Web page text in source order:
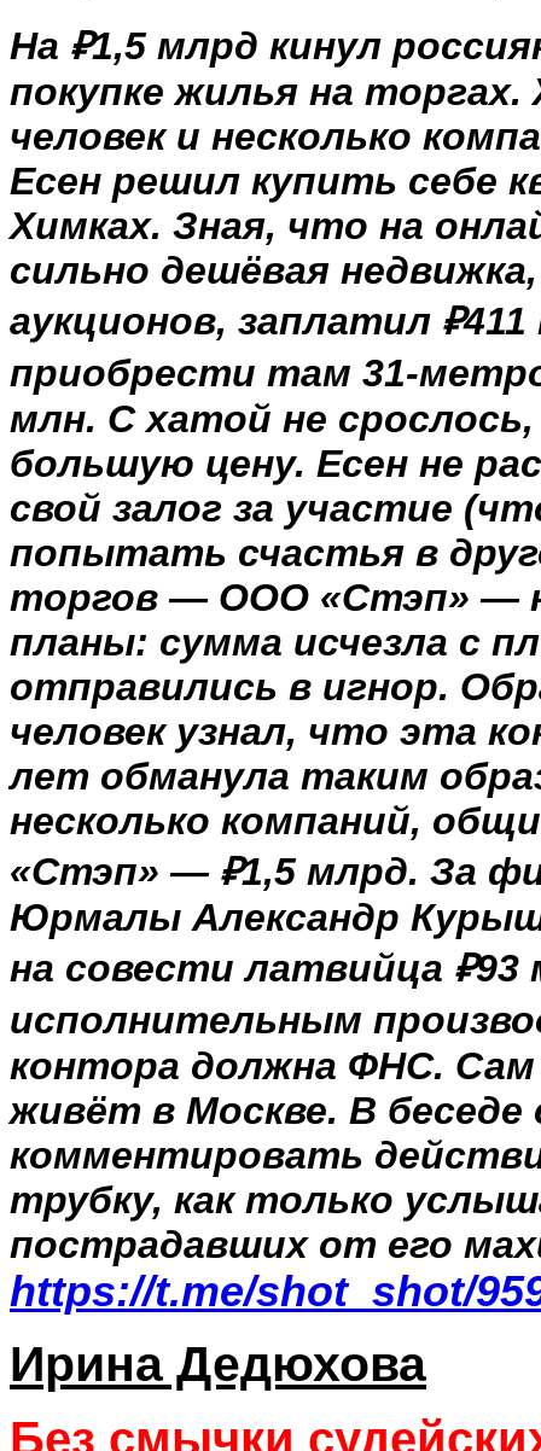
На ₽1,5 млрд кинул
покупке жилья на
человек и несколько
Есен решил купить себе
Химках. Зная, что на
сильно дешёвая
аукционов, заплатил
приобрести там 31-
млн. С хатой не
большую цену. Есен не
свой залог за участие
попытать счастья в
торгов — ООО «Стэп» —
планы: сумма исчезла с
отправились в игнор.
человек узнал, что эта
лет обманула таким
несколько компаний,
«Стэп» — ₽1,5 млрд. За
Юрмалы Александр
на совести латвийца ₽93
исполнительным
контора должна ФНС. Сам
живёт в Москве. В беседе
комментировать
трубку, как только
пострадавших от его
https://t.me/shot_shot/
Ирина Дедюхова
Без смычки